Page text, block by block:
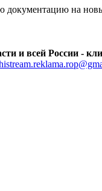
документацию на
и всей России -